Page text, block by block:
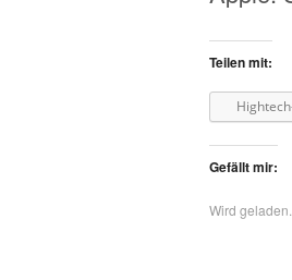
Teilen mit:
Gefällt mir:
Wird